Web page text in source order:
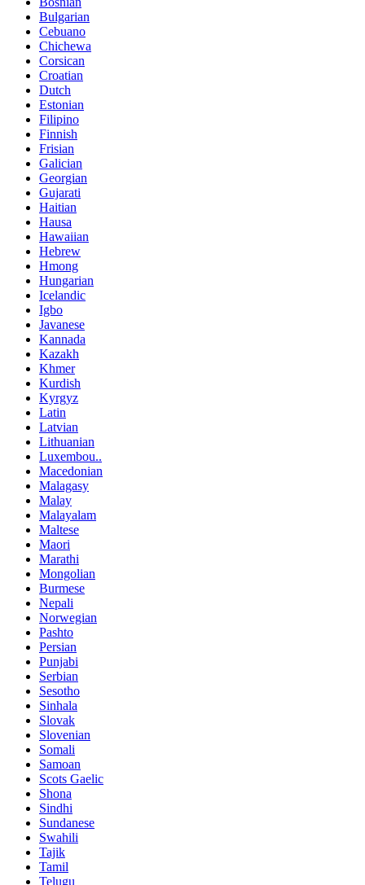
Bulgarian
Cebuano
Chichewa
Corsican
Croatian
Dutch
Estonian
Filipino
Finnish
Frisian
Galician
Georgian
Gujarati
Haitian
Hausa
Hawaiian
Hebrew
Hmong
Hungarian
Icelandic
Igbo
Javanese
Kannada
Kazakh
Khmer
Kurdish
Kyrgyz
Latin
Latvian
Lithuanian
Luxembou..
Macedonian
Malagasy
Malay
Malayalam
Maltese
Maori
Marathi
Mongolian
Burmese
Nepali
Norwegian
Pashto
Persian
Punjabi
Serbian
Sesotho
Sinhala
Slovak
Slovenian
Somali
Samoan
Scots Gaelic
Shona
Sindhi
Sundanese
Swahili
Tajik
Tamil
Telugu